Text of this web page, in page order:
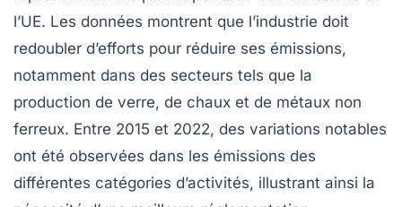
l’UE. Les données montrent que l’industrie doit
redoubler d’efforts pour réduire ses émissions,
notamment dans des secteurs tels que la
production de verre, de chaux et de métaux non
ferreux. Entre 2015 et 2022, des variations notables
ont été observées dans les émissions des
différentes catégories d’activités, illustrant ainsi la